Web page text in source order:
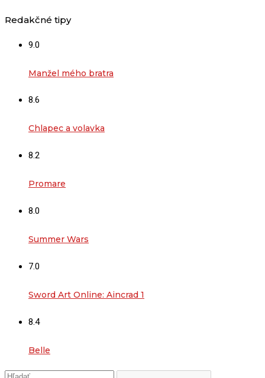
Redakčné tipy
9.0
Manžel mého bratra
8.6
Chlapec a volavka
8.2
Promare
8.0
Summer Wars
7.0
Sword Art Online: Aincrad 1
8.4
Belle